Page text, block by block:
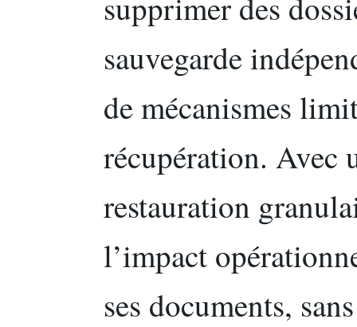
sauvegarde
de mécanismes
récupération. Avec
restauration
l’impact
ses documents,